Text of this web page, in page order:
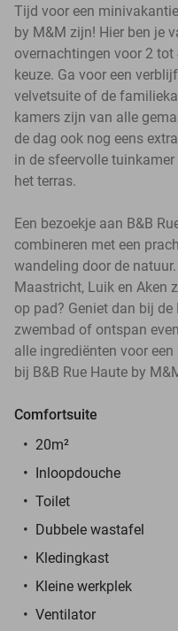
Tijd voor een
by M&M zijn! Hier ben je
overnachtingen voor 2
keuze. Ga voor een
velvetsuite of de
kamers zijn van alle
de dag ook nog eens
in de sfeervolle
het terras.
Een bezoekje aan B&B
combineren met een
wandeling door de
Maastricht, Luik en Aken
op pad? Geniet dan bij
zwembad of ontspan
alle ingrediënten voor
bij B&B Rue Haute by
Comfortsuite
20m²
Inloopdouche
Toilet
Dubbele wastafel
Kledingkast
Kleine werkplek
Ventilator